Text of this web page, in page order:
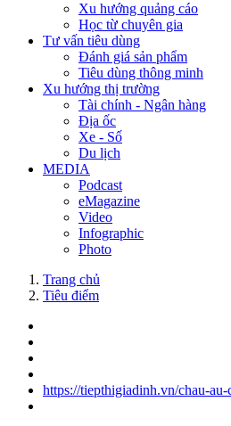
Xu hướng quảng cáo
Học từ chuyên gia
Tư vấn tiêu dùng
Đánh giá sản phẩm
Tiêu dùng thông minh
Xu hướng thị trường
Tài chính - Ngân hàng
Địa ốc
Xe - Số
Du lịch
MEDIA
Podcast
eMagazine
Video
Infographic
Photo
Trang chủ
Tiêu điểm
https://tiepthigiadinh.vn/chau-